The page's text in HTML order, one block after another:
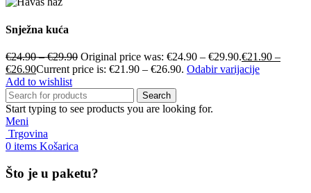
Snježna kuća
€24.90–€29.90 Original price was: €24.90 – €29.90.€21.90 –
€26.90Current price is: €21.90 – €26.90. Odabir varijacije
Add to wishlist
Search
Start typing to see products you are looking for.
Meni
Trgovina
0 items Košarica
Što je u paketu?